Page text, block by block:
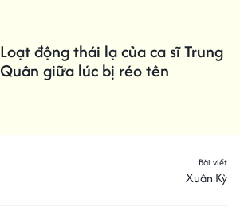
Loạt động thái lạ của ca sĩ Trung
Quân giữa lúc bị réo tên
Bài viết
Xuân Kỳ